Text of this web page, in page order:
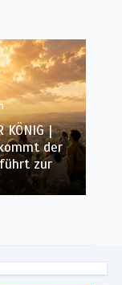
KÖNIG |
der
zur